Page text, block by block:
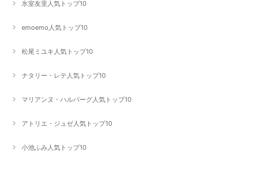
氷室友里人気トップ10
emoemo人気トップ10
松尾ミユキ人気トップ10
ナタリー・レテ人気トップ10
マリアンヌ・ハルバーグ人気トップ10
アトリエ・ジュゼ人気トップ10
小池ふみ人気トップ10